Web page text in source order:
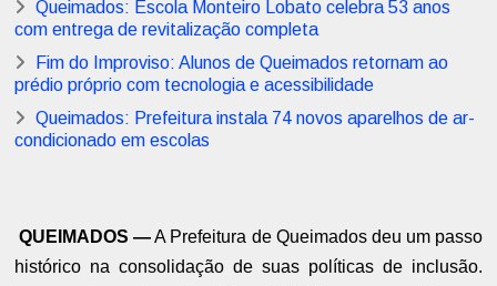
Queimados: Escola Monteiro Lobato celebra 53 anos
com entrega de revitalização completa
Fim do Improviso: Alunos de Queimados retornam ao
prédio próprio com tecnologia e acessibilidade
Queimados: Prefeitura instala 74 novos aparelhos de ar-
condicionado em escolas
QUEIMADOS —A Prefeitura de Queimados deu um passo
histórico na consolidação de suas políticas de inclusão.